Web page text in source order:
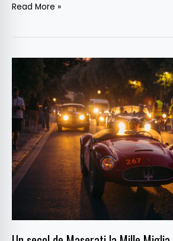
Read More »
de
Maserati
Mille
Miglia